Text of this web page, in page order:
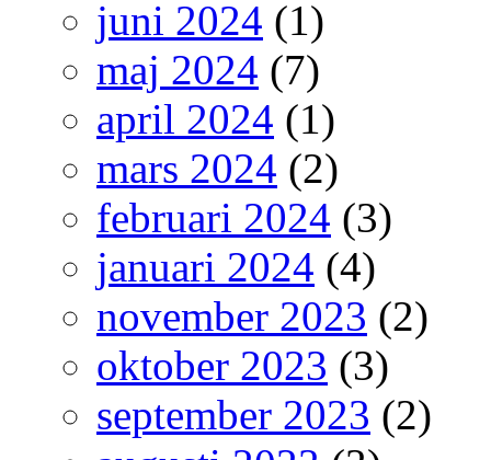
juni 2024 (1)
maj 2024 (7)
april 2024 (1)
mars 2024 (2)
februari 2024 (3)
januari 2024 (4)
november 2023 (2)
oktober 2023 (3)
september 2023 (2)